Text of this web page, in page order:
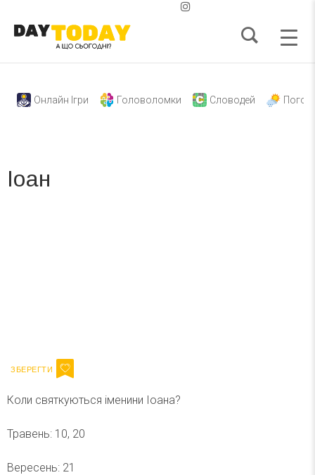
Онлайн Ігри Головоломки Словодей
Іоан
Коли святкуються іменини Іоана?
Травень: 10, 20
Вересень: 21